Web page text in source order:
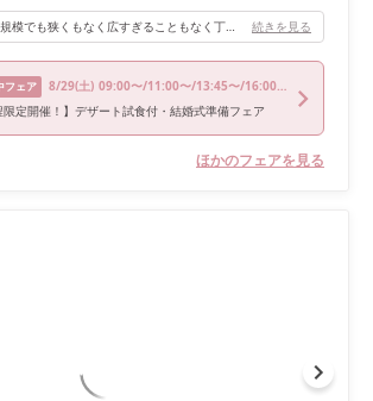
披露宴会場は40人規模でも狭くもなく広すぎることもなく丁度よく感じました。落ち着きある綺麗な造りでガラス張りのとこから太陽と青空や海が見えて良い雰囲気でした。 続きを見る
フェア 8/29(土) 09:00〜/11:00〜/13:45〜/16:00〜/18:00〜
限定開催！】デザート試食付・結婚式準備フェア
ほかのフェアを見る